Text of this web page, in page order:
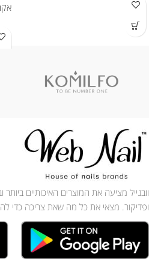
וובנייל מציעה את המוצרים האיכותיים ביותר
ופדיקור. מצאי את כל מה שאת צריכה כדי